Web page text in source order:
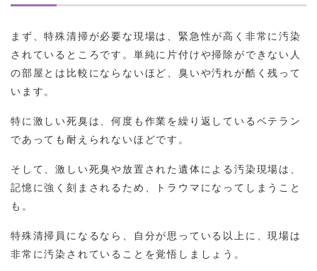
まず、特殊清掃が必要な現場は、緊急性が高く非常に汚染
されているところです。単純に片付けや掃除ができない人
の部屋とは比較にならないほど、臭いや汚れが酷く残って
います。
特に激しい死臭は、何度も作業を繰り返しているベテラン
であっても耐えられないほどです。
そして、激しい死臭や放置された遺体による汚染現場は、
記憶に強く刻まされるため、トラウマになってしまうこと
も。
特殊清掃員になるなら、自分が思っている以上に、現場は
非常に汚染されていることを覚悟しましょう。